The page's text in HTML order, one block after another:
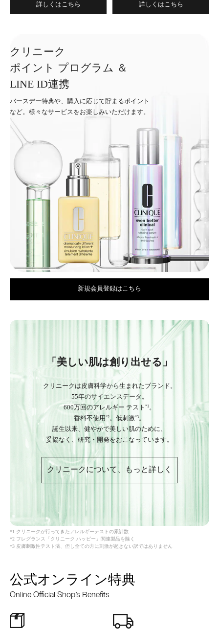
詳しくはこちら 詳しくはこちら
クリニーク
ポイント プログラム ＆
LINE ID連携
バースデー特典や、購入に応じて貯まるポイント
など。様々なサービスをお楽しみいただけます。
新規会員登録はこちら
「美しい肌は創り出せる」
クリニークは皮膚科学から生まれたブランド。
55年のサイエンスデータ。
600万回のアレルギー テスト *1。
香料不使用 *2。低刺激*3。
誕生以来、健やかで美しい肌のために、
妥協なく、研究・開発をおこなっています。
クリニークについて、もっと詳しく
*1 クリニークが行ってきたアレルギーテストの累計数
*2 フレグランス「クリニーク ハッピー」関連製品を除く
*3 皮膚刺激性テスト済、但し全ての方に刺激が起きない訳ではありません
公式オンライン特典
Online Official Shop’s Benefits